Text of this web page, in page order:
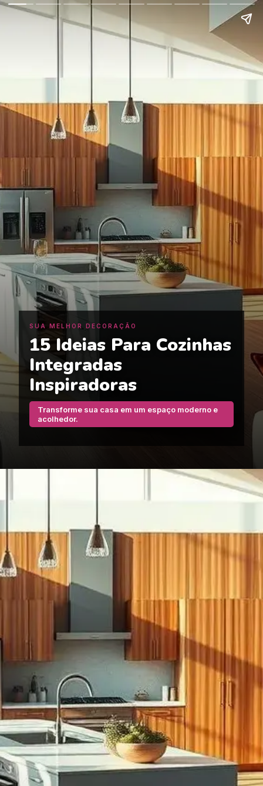
SUA MELHOR DECORAÇÃO
15 Ideias Para Cozinhas
Integradas
Inspiradoras
Transforme sua casa em um espaço moderno e
acolhedor.